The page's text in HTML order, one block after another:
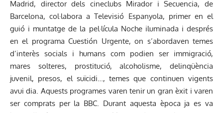
Madrid, director dels cineclubs Mirador i Secuencia, de
Barcelona, col·labora a Televisió Espanyola, primer en el
guió i muntatge de la pel·lícula Noche iluminada i després
en el programa Cuestión Urgente, on s’abordaven temes
d’interès socials i humans com podien ser immigració,
mares solteres, prostitució, alcoholisme, delinqüència
juvenil, presos, el suïcidi…, temes que continuen vigents
avui dia. Aquests programes varen tenir un gran èxit i varen
ser comprats per la BBC. Durant aquesta època ja es va